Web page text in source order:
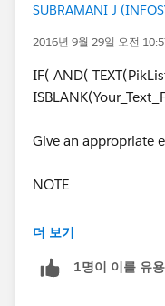
SUBRAMANI J
2016년 9월 29일 오전
IF( AND(
Give an appropriate
NOTE
If you have a rich
that ISBLANK will
더 보기
1명이 이를 유